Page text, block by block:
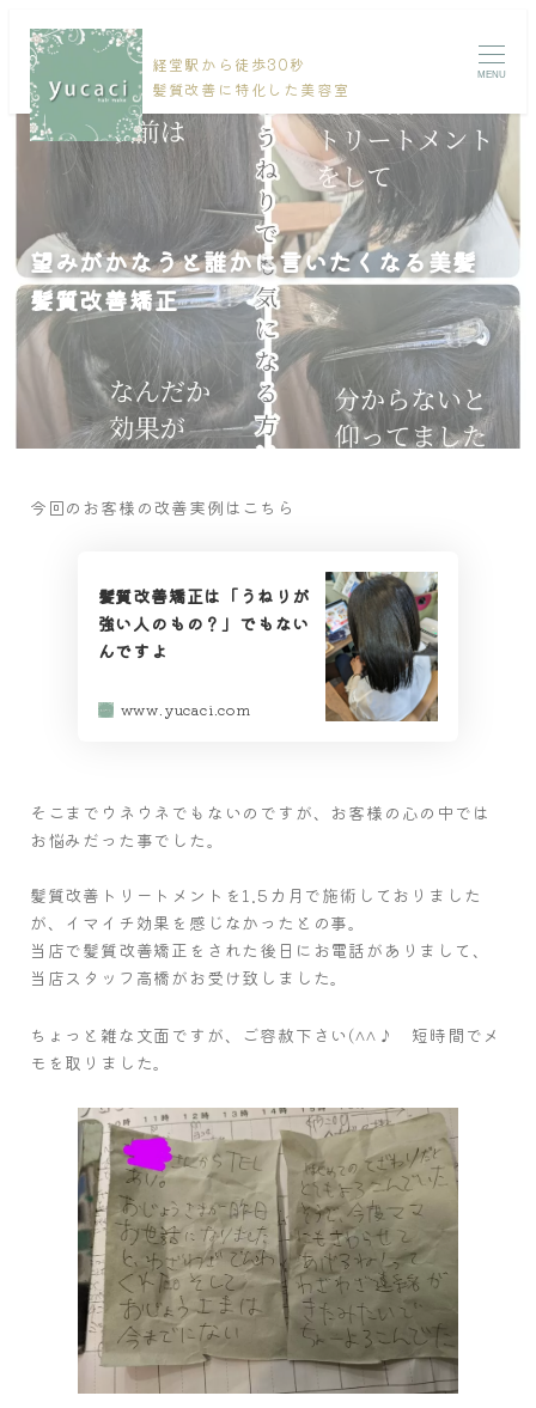
経堂駅から徒歩30秒
髪質改善に特化した美容室
MENU
望みがかなうと誰かに言いたくなる美髪
髪質改善矯正
今回のお客様の改善実例はこちら
髪質改善矯正は「うねりが
強い人のもの？」でもない
んですよ
www.yucaci.com
そこまでウネウネでもないのですが、お客様の心の中では
お悩みだった事でした。
髪質改善トリートメントを1.5カ月で施術しておりました
が、イマイチ効果を感じなかったとの事。
当店で髪質改善矯正をされた後日にお電話がありまして、
当店スタッフ高橋がお受け致しました。
ちょっと雑な文面ですが、ご容赦下さい(^^♪ 短時間でメ
モを取りました。